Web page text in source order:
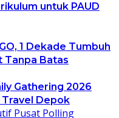
untuk PAUD
1 Dekade Tumbuh
Tanpa Batas
Gathering 2026
Travel Depok